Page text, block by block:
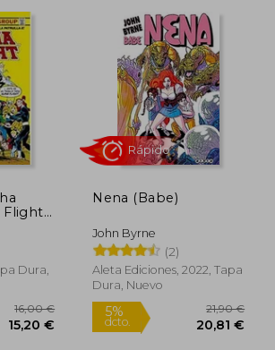
5%
dcto.
Flight
Dura,
Nena (Babe)
John Byrne
(2)
Aleta Ediciones, 2022, Tapa
Dura, Nuevo